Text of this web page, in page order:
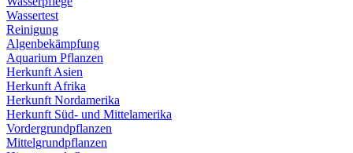
Wassertest
Reinigung
Algenbekämpfung
Aquarium Pflanzen
Herkunft Asien
Herkunft Afrika
Herkunft Nordamerika
Herkunft Süd- und Mittelamerika
Vordergrundpflanzen
Mittelgrundpflanzen